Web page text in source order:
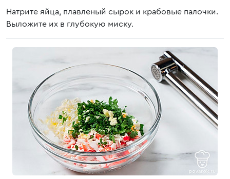
Натрите яйца, плавленый сырок и крабовые палочки.
Выложите их в глубокую миску.